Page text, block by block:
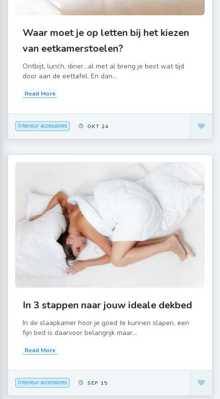
Waar moet je op letten bij het kiezen
van eetkamerstoelen?
Ontbijt, lunch, diner…al met al breng je best wat tijd
door aan de eettafel. En dan...
Read More
Interieur accessoires OKT 24
In 3 stappen naar jouw ideale dekbed
In de slaapkamer hoor je goed te kunnen slapen, een
fijn bed is daarvoor belangrijk maar...
Read More
Interieur accessoires SEP 15